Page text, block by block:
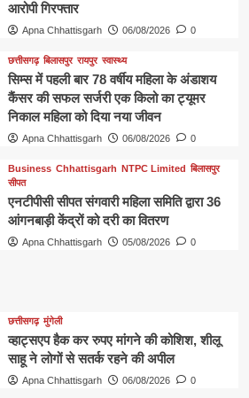
आरोपी गिरफ्तार
Apna Chhattisgarh 06/08/2026 0
छत्तीसगढ़ बिलासपुर रायपुर स्वास्थ्य
सिम्स में पहली बार 78 वर्षीय महिला के अंडाशय
कैंसर की सफल सर्जरी एक किलो का ट्यूमर
निकाल महिला को दिया नया जीवन
Apna Chhattisgarh 06/08/2026 0
Business Chhattisgarh NTPC Limited बिलासपुर
सीपत
एनटीपीसी सीपत संगवारी महिला समिति द्वारा 36
आंगनबाड़ी केंद्रों को दरी का वितरण
Apna Chhattisgarh 05/08/2026 0
छत्तीसगढ़ मुंगेली
व्हाट्सएप हैक कर रुपए मांगने की कोशिश, शीलू
साहू ने लोगों से सतर्क रहने की अपील
Apna Chhattisgarh 06/08/2026 0